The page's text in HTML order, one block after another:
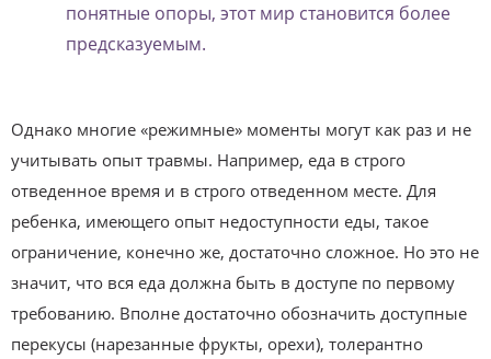
понятные опоры, этот мир становится более
предсказуемым.
Однако многие «режимные» моменты могут как раз и не
учитывать опыт травмы. Например, еда в строго
отведенное время и в строго отведенном месте. Для
ребенка, имеющего опыт недоступности еды, такое
ограничение, конечно же, достаточно сложное. Но это не
значит, что вся еда должна быть в доступе по первому
требованию. Вполне достаточно обозначить доступные
перекусы (нарезанные фрукты, орехи), толерантно